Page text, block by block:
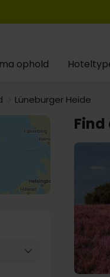
ophold
Lüneburger Heide
Find